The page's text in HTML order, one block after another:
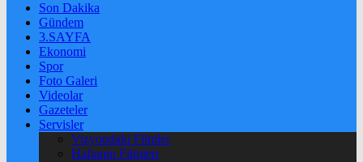
Son Dakika
Gündem
3.SAYFA
Ekonomi
Spor
Foto Galeri
Videolar
Gazeteler
Servisler
Vizyondaki Filmler
Haftanin Filmleri